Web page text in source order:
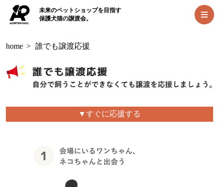
未来のペットショップを目指す
保護犬猫の譲渡会。
home > 誰でも譲渡応援
▼すぐに応援する